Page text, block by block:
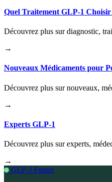
Quel Traitement GLP-1 Choisir
Découvrez plus sur diagnostic,
→
Nouveaux Médicaments pour
Découvrez plus sur nouveaux,
→
Experts GLP-1
Découvrez plus sur experts,
→
GLP-1 France